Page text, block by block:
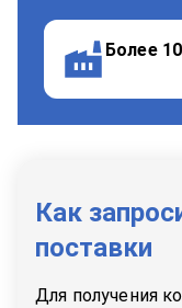
Более
Как
поставки
Для получения